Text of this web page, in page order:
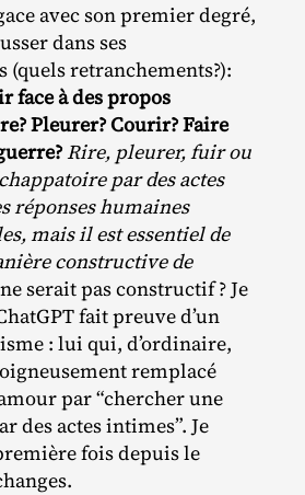
avec son premier degré,
dans ses
(quels retranchements?):
face à des propos
Pleurer? Courir? Faire
Rire, pleurer, fuir ou
par des actes
réponses humaines
mais il est essentiel de
constructive de
serait pas constructif ? Je
fait preuve d’un
: lui qui, d’ordinaire,
remplacé
par “chercher une
des actes intimes”. Je
fois depuis le